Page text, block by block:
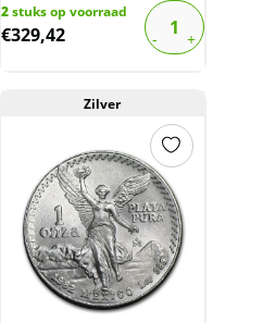
2stuks op voorraad
€329,42
Zilver